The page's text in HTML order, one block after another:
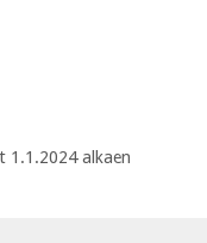
1.1.2024 alkaen